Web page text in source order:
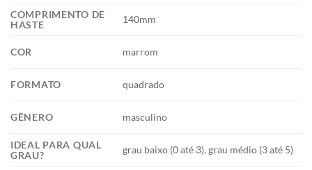
COMPRIMENTO DE
HASTE
140mm
COR marrom
FORMATO quadrado
GÊNERO masculino
IDEAL PARA QUAL
GRAU?
grau baixo (0 até 3), grau médio (3 até 5)